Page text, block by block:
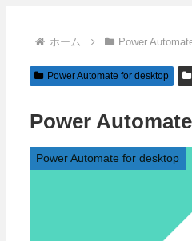
ホーム Power
Power Automate for desktop
Power
Power Automate for desktop